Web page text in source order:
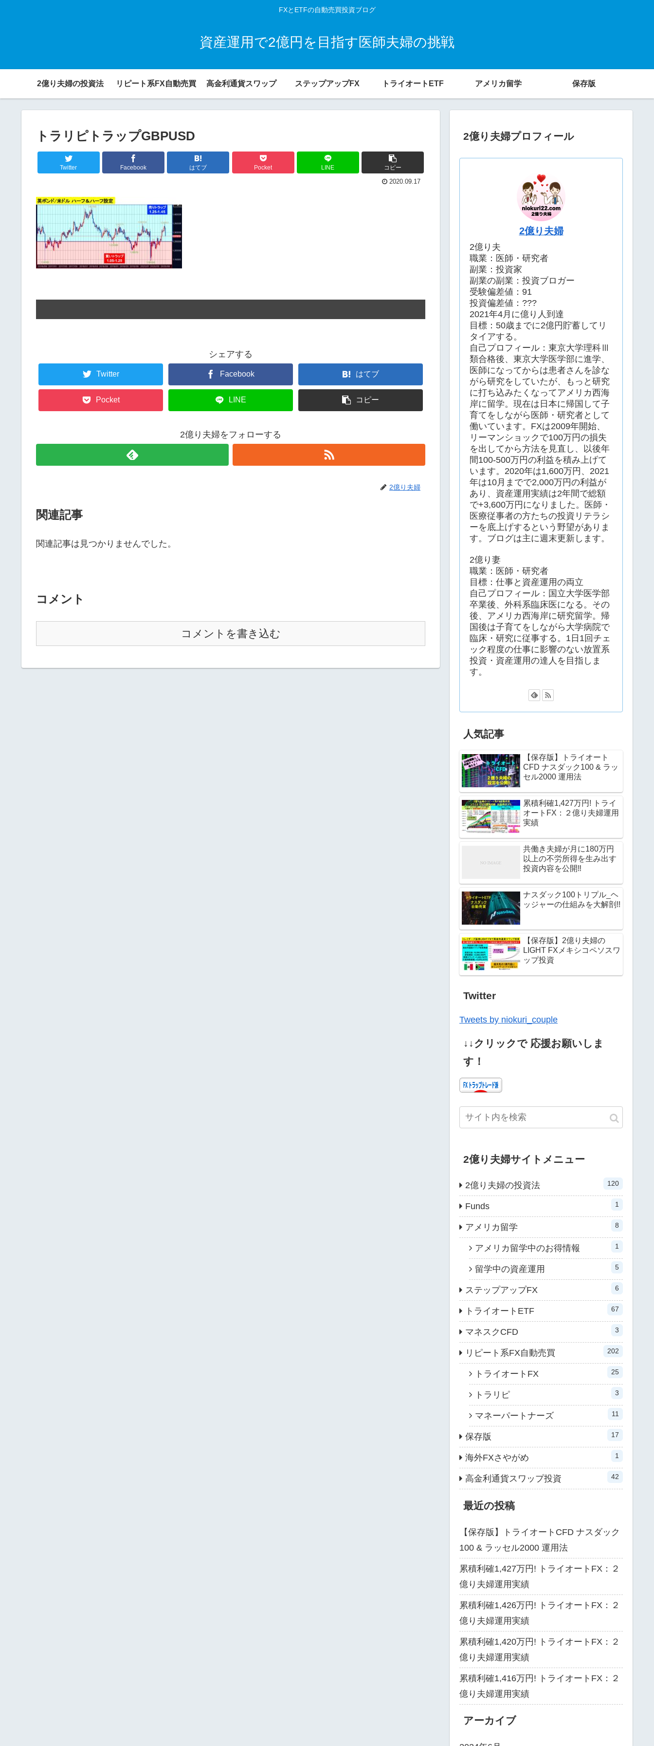
FXとETFの自動売買投資ブログ
資産運用で2億円を目指す医師夫婦の挑戦
2億り夫婦の投資法 リピート系FX自動売買 高金利通貨スワップ ステップアップFX トライオートETF アメリカ留学 保存版
トラリピトラップGBPUSD
Twitter Facebook はてブ Pocket LINE コピー
2020.09.17
シェアする
Twitter Facebook はてブ
Pocket LINE コピー
2億り夫婦をフォローする
2億り夫婦
関連記事
関連記事は見つかりませんでした。
コメント
コメントを書き込む
2億り夫婦プロフィール
2億り夫婦
2億り夫
職業：医師・研究者
副業：投資家
副業の副業：投資ブロガー
受験偏差値：91
投資偏差値：???
2021年4月に億り人到達
目標：50歳までに2億円貯蓄してリ
タイアする。
自己プロフィール：東京大学理科Ⅲ
類合格後、東京大学医学部に進学、
医師になってからは患者さんを診な
がら研究をしていたが、もっと研究
に打ち込みたくなってアメリカ西海
岸に留学。現在は日本に帰国して子
育てをしながら医師・研究者として
働いています。FXは2009年開始、
リーマンショックで100万円の損失
を出してから方法を見直し、以後年
間100-500万円の利益を積み上げて
います。2020年は1,600万円、2021
年は10月までで2,000万円の利益が
あり、資産運用実績は2年間で総額
で+3,600万円になりました。医師・
医療従事者の方たちの投資リテラシ
ーを底上げするという野望がありま
す。ブログは主に週末更新します。
2億り妻
職業：医師・研究者
目標：仕事と資産運用の両立
自己プロフィール：国立大学医学部
卒業後、外科系臨床医になる。その
後、アメリカ西海岸に研究留学。帰
国後は子育てをしながら大学病院で
臨床・研究に従事する。1日1回チェ
ック程度の仕事に影響のない放置系
投資・資産運用の達人を目指しま
す。
人気記事
【保存版】トライオート
CFD ナスダック100 & ラッ
セル2000 運用法
累積利確1,427万円! トライ
オートFX：２億り夫婦運用
実績
共働き夫婦が月に180万円
以上の不労所得を生み出す
投資内容を公開‼︎
ナスダック100トリプル_ヘ
ッジャーの仕組みを大解剖!!
【保存版】2億り夫婦の
LIGHT FXメキシコペソスワ
ップ投資
Twitter
Tweets by niokuri_couple
↓↓クリックで 応援お願いしま
す！
2億り夫婦サイトメニュー
2億り夫婦の投資法 120
Funds 1
アメリカ留学 8
アメリカ留学中のお得情報 1
留学中の資産運用 5
ステップアップFX 6
トライオートETF 67
マネスクCFD 3
リピート系FX自動売買 202
トライオートFX 25
トラリピ 3
マネーパートナーズ 11
保存版 17
海外FXさやがめ 1
高金利通貨スワップ投資 42
最近の投稿
【保存版】トライオートCFD ナスダック
100 & ラッセル2000 運用法
累積利確1,427万円! トライオートFX：２
億り夫婦運用実績
累積利確1,426万円! トライオートFX：２
億り夫婦運用実績
累積利確1,420万円! トライオートFX：２
億り夫婦運用実績
累積利確1,416万円! トライオートFX：２
億り夫婦運用実績
アーカイブ